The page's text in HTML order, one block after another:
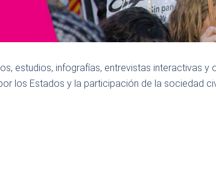
estudios, infografías, entrevistas interactivas
los Estados y la participación de la sociedad